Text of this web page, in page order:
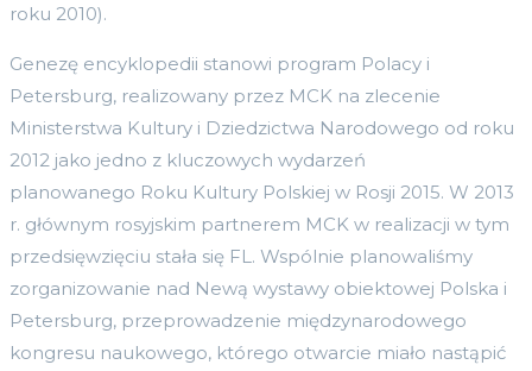
roku 2010).
Genezę encyklopedii stanowi program Polacy i
Petersburg, realizowany przez MCK na zlecenie
Ministerstwa Kultury i Dziedzictwa Narodowego od roku
2012 jako jedno z kluczowych wydarzeń
planowanego Roku Kultury Polskiej w Rosji 2015. W 2013
r. głównym rosyjskim partnerem MCK w realizacji w tym
przedsięwzięciu stała się FL. Wspólnie planowaliśmy
zorganizowanie nad Newą wystawy obiektowej Polska i
Petersburg, przeprowadzenie międzynarodowego
kongresu naukowego, którego otwarcie miało nastąpić